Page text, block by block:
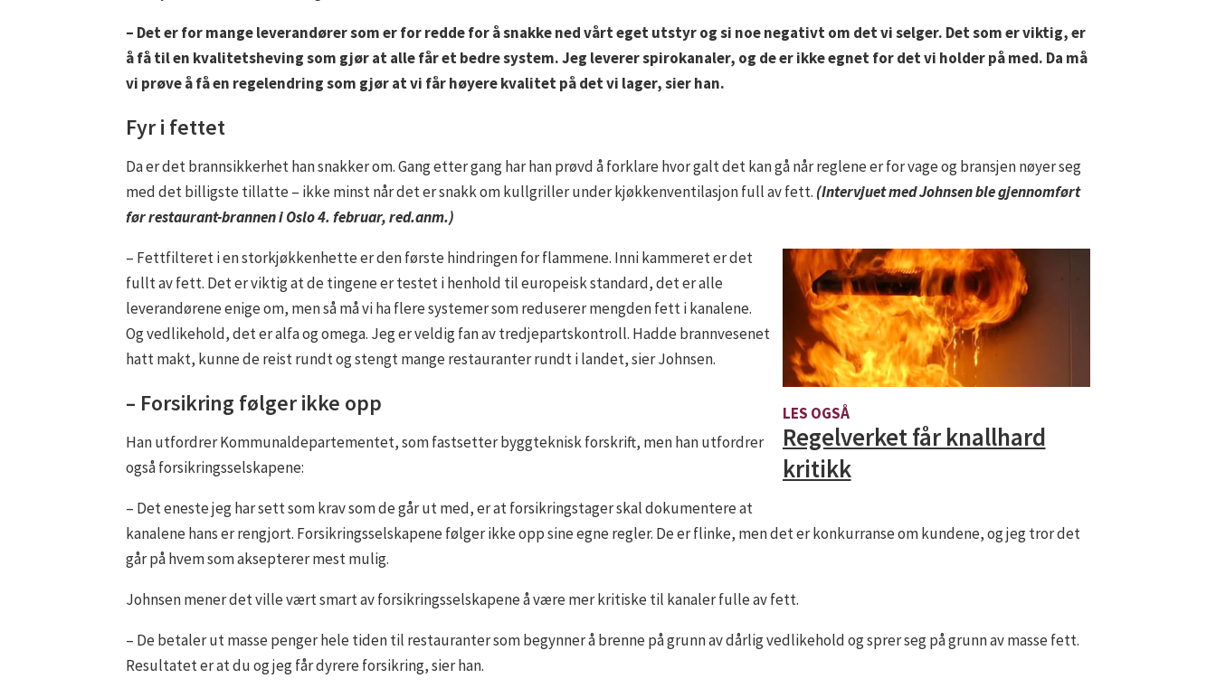
– Det er for mange leverandører som er for redde for å snakke ned vårt eget utstyr og si noe negativt om det vi selger. Det som er viktig, er
å få til en kvalitetsheving som gjør at alle får et bedre system. Jeg leverer spirokanaler, og de er ikke egnet for det vi holder på med. Da må
vi prøve å få en regelendring som gjør at vi får høyere kvalitet på det vi lager, sier han.
Fyr i fettet
Da er det brannsikkerhet han snakker om. Gang etter gang har han prøvd å forklare hvor galt det kan gå når reglene er for vage og bransjen nøyer seg
med det billigste tillatte – ikke minst når det er snakk om kullgriller under kjøkkenventilasjon full av fett. (Intervjuet med Johnsen ble gjennomført
før restaurant-brannen i Oslo 4. februar, red.anm.)
LES OGSÅ
Regelverket får knallhard
kritikk
– Fettfilteret i en storkjøkkenhette er den første hindringen for flammene. Inni kammeret er det
fullt av fett. Det er viktig at de tingene er testet i henhold til europeisk standard, det er alle
leverandørene enige om, men så må vi ha flere systemer som reduserer mengden fett i kanalene.
Og vedlikehold, det er alfa og omega. Jeg er veldig fan av tredjepartskontroll. Hadde brannvesenet
hatt makt, kunne de reist rundt og stengt mange restauranter rundt i landet, sier Johnsen.
– Forsikring følger ikke opp
Han utfordrer Kommunaldepartementet, som fastsetter byggteknisk forskrift, men han utfordrer
også forsikringsselskapene:
– Det eneste jeg har sett som krav som de går ut med, er at forsikringstager skal dokumentere at
kanalene hans er rengjort. Forsikringsselskapene følger ikke opp sine egne regler. De er flinke, men det er konkurranse om kundene, og jeg tror det
går på hvem som aksepterer mest mulig.
Johnsen mener det ville vært smart av forsikringsselskapene å være mer kritiske til kanaler fulle av fett.
– De betaler ut masse penger hele tiden til restauranter som begynner å brenne på grunn av dårlig vedlikehold og sprer seg på grunn av masse fett.
Resultatet er at du og jeg får dyrere forsikring, sier han.